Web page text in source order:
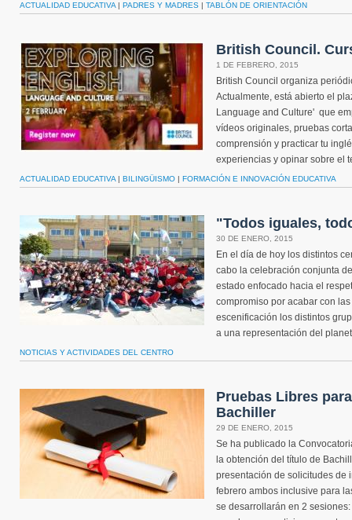
ACTUALIDAD EDUCATIVA | PADRES Y MADRES | TABLÓN DE ORIENTACIÓN
British Council.
1 DE FEBRERO, 2015
British Council organiza
Actualmente, está abierto el
Language and Culture' que
vídeos originales, pruebas
comprensión y practicar tu
experiencias y opinar sobre el
ACTUALIDAD EDUCATIVA | BILINGÜISMO | FORMACIÓN E INNOVACIÓN EDUCATIVA
"Todos iguales,
30 DE ENERO, 2015
En el día de hoy los distintos
cabo la celebración conjunta
estado enfocado hacia el
compromiso por acabar con
escenificación los distintos
a una representación del
NOTICIAS Y ACTIVIDADES DEL CENTRO
Pruebas Libres
Bachiller
29 DE ENERO, 2015
Se ha publicado la
la obtención del título de
presentación de solicitudes de
febrero ambos inclusive para
se desarrollarán en 2